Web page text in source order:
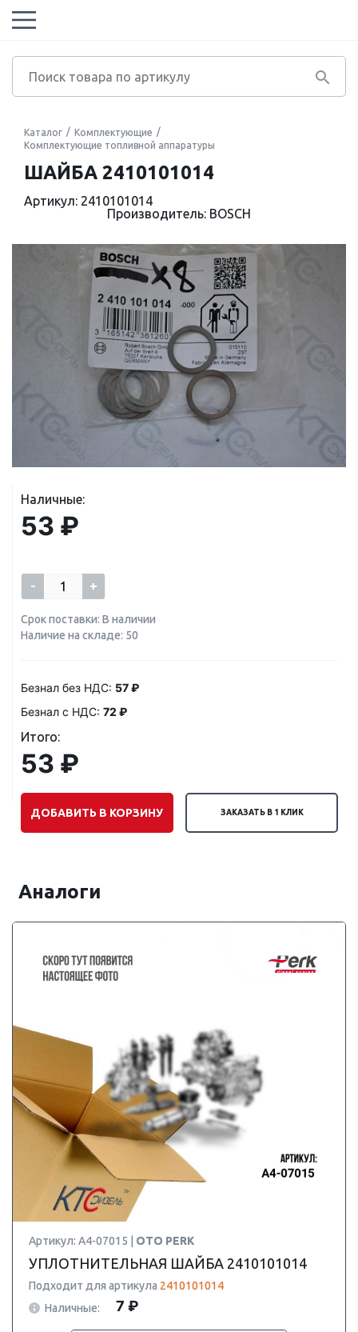
Каталог
Комплектующие
Комплектующие топливной аппаратуры
ШАЙБА 2410101014
Артикул: 2410101014
Производитель: BOSCH
Наличные:
53 ₽
- +
Срок поставки: В наличии
Наличие на складе: 50
Безнал без НДС: 57 ₽
Безнал с НДС: 72 ₽
Итого:
53 ₽
ДОБАВИТЬ В КОРЗИНУ ЗАКАЗАТЬ В 1 КЛИК
Аналоги
Артикул: A4-07015 | OTO PERK
УПЛОТНИТЕЛЬНАЯ ШАЙБА 2410101014
Подходит для артикула 2410101014
Наличные:
7 ₽